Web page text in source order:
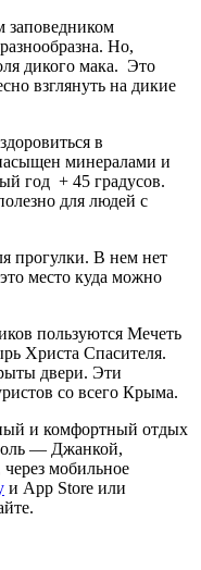
Но,
дикого мака. Это
взглянуть на дикие
в
минералами и
год + 45 градусов.
для людей с
прогулки. В нем нет
место куда можно
пользуются Мечеть
Христа Спасителя.
двери. Эти
со всего Крыма.
и комфортный отдых
— Джанкой,
мобильное
и App Store или